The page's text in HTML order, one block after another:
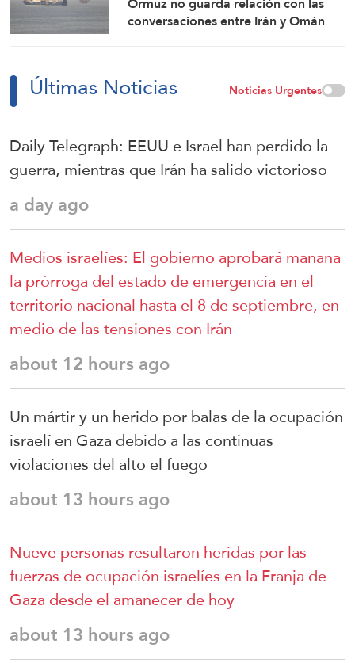
conversaciones entre Irán y Omán
Últimas Noticias Noticias Urgentes
Daily Telegraph: EEUU e Israel han perdido la
guerra, mientras que Irán ha salido victorioso
a day ago
Medios israelíes: El gobierno aprobará mañana
la prórroga del estado de emergencia en el
territorio nacional hasta el 8 de septiembre, en
medio de las tensiones con Irán
about 12 hours ago
Un mártir y un herido por balas de la ocupación
israelí en Gaza debido a las continuas
violaciones del alto el fuego
about 13 hours ago
Nueve personas resultaron heridas por las
fuerzas de ocupación israelíes en la Franja de
Gaza desde el amanecer de hoy
about 13 hours ago